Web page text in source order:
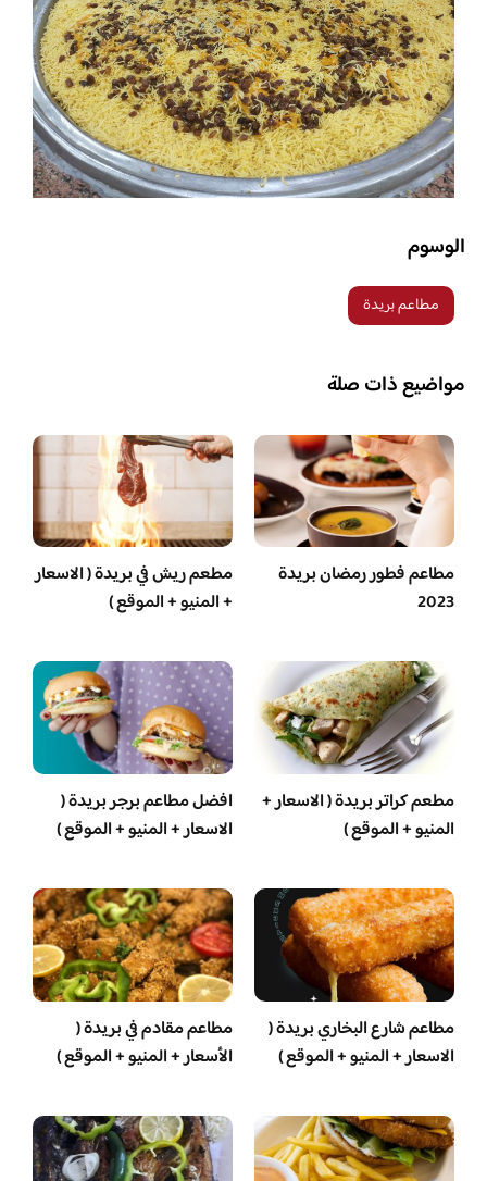
الوسوم
مطاعم بريدة
مواضيع ذات صلة
مطاعم فطور رمضان بريدة
2023
مطعم ريش في بريدة ( الاسعار
+ المنيو + الموقع )
مطعم كراتر بريدة ( الاسعار +
المنيو + الموقع )
افضل مطاعم برجر بريدة (
الاسعار + المنيو + الموقع )
مطاعم شارع البخاري بريدة (
الاسعار + المنيو + الموقع )
مطاعم مقادم في بريدة (
الأسعار + المنيو + الموقع )